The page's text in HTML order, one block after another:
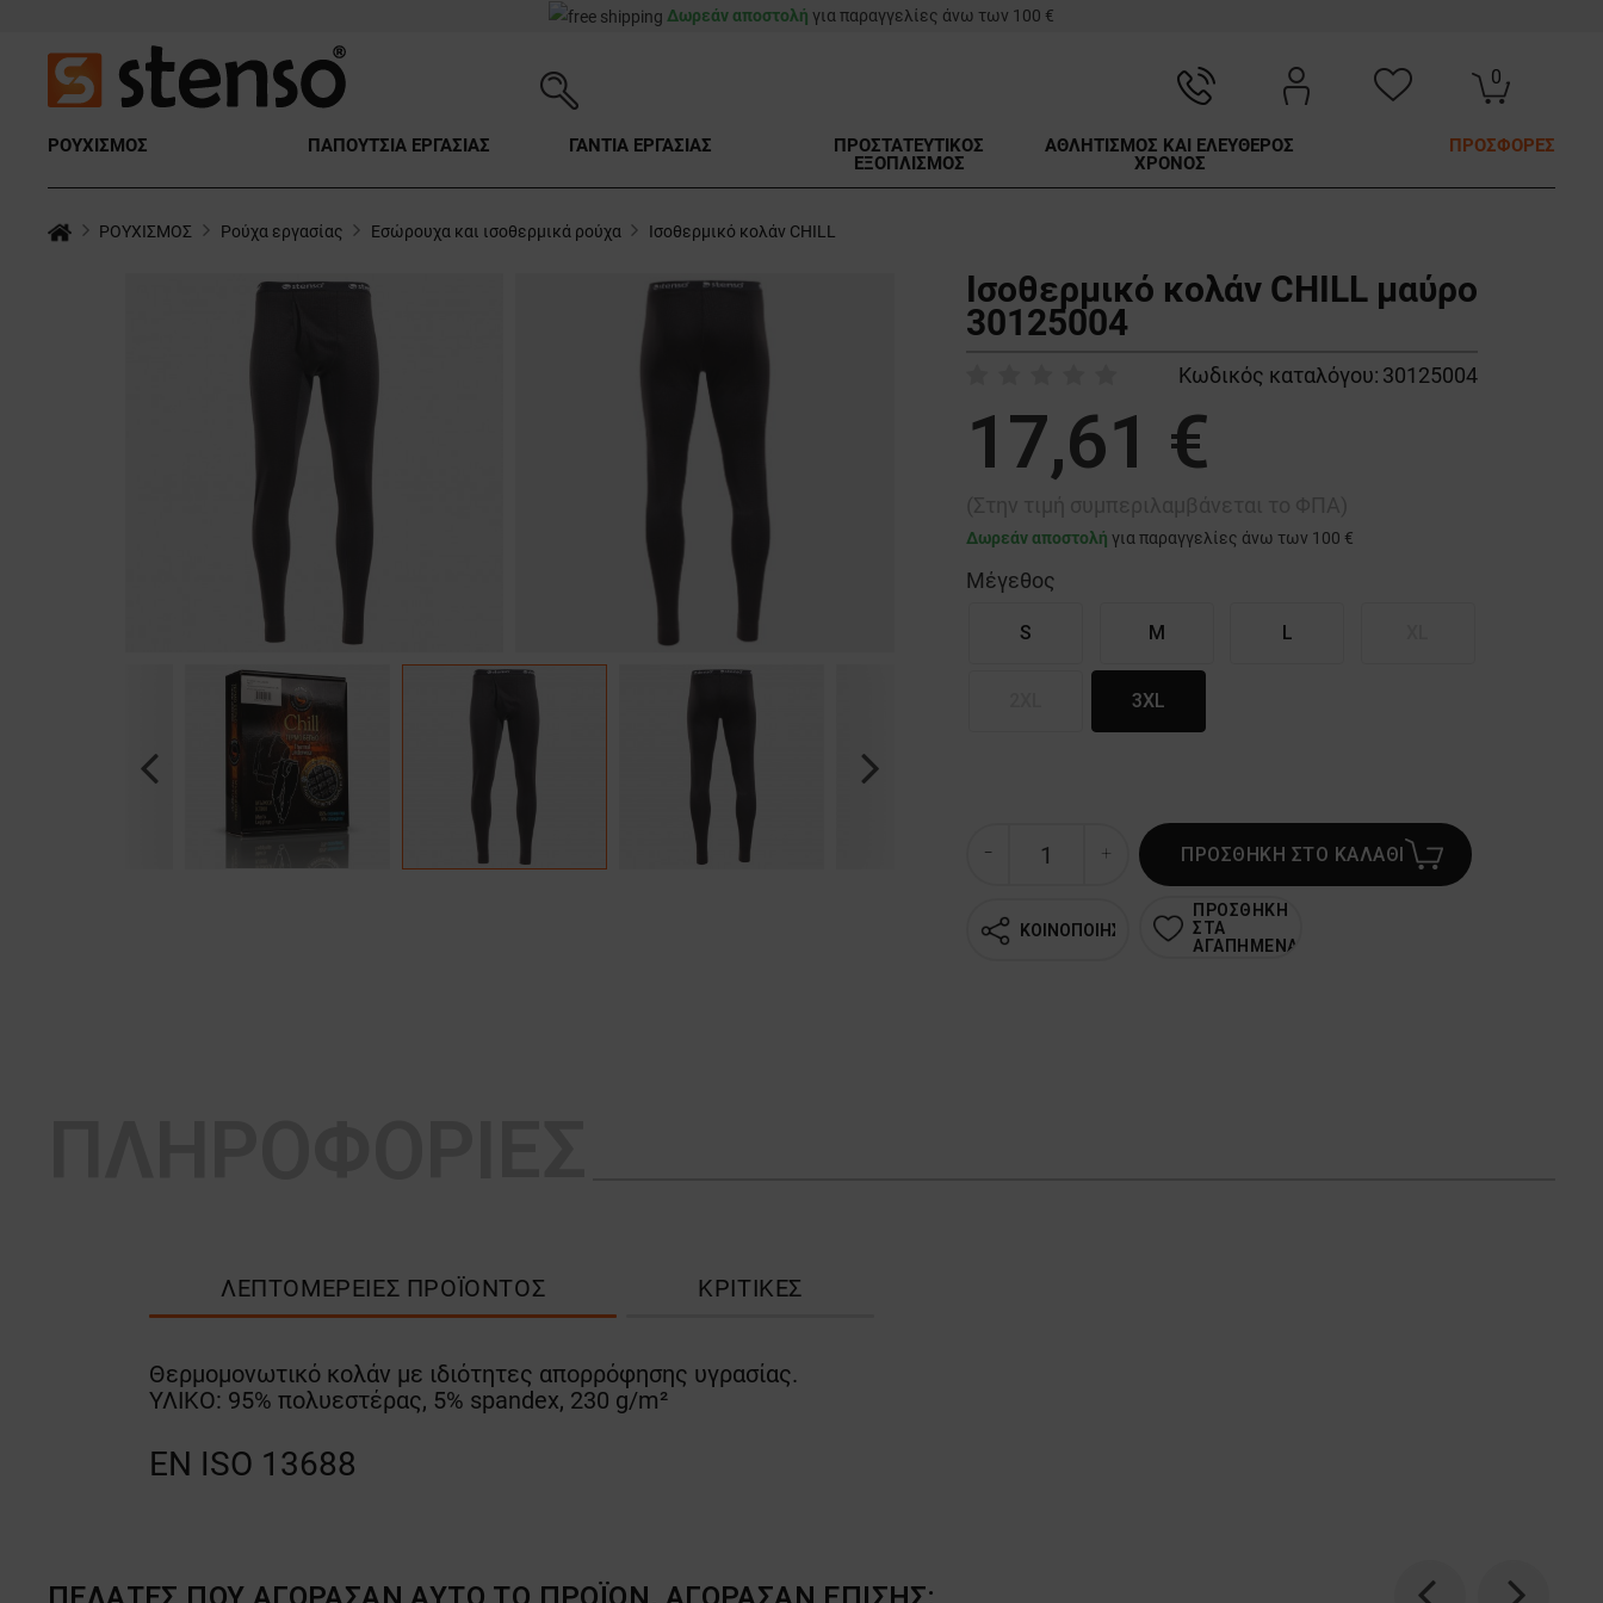
Δωρεάν αποστολή για παραγγελίες άνω των 100 €
0
ΡΟΥΧΙΣΜΟΣ ΠΑΠΟΥΤΣΙΑ ΕΡΓΑΣΙΑΣ ΓΑΝΤΙΑ ΕΡΓΑΣΙΑΣ
ΠΡΟΣΤΑΤΕΥΤΙΚΟΣ
ΕΞΟΠΛΙΣΜΟΣ
ΑΘΛΗΤΙΣΜΟΣ ΚΑΙ ΕΛΕΥΘΕΡΟΣ
ΧΡΟΝΟΣ
ΠΡΟΣΦΟΡΕΣ
ΡΟΥΧΙΣΜΟΣ Ρούχα εργασίας Εσώρουχα και ισοθερμικά ρούχα Ισοθερμικό κολάν CHILL
Previous Next
Ισοθερμικό κολάν CHILL μαύρο
30125004
Κωδικός καταλόγου: 30125004
17,61 €
Δωρεάν αποστολή για παραγγελίες άνω των 100 €
Μέγεθος
S M L
3XL
ΠΡΟΣΘΗΚΗ ΣΤΟ ΚΑΛΑΘΙ
ΚΟΙΝΟΠΟΙΗΣΗ
ΠΡΟΣΘΗΚΗ
ΣΤΑ
ΑΓΑΠΗΜΕΝΑ
ΛΕΠΤΟΜΈΡΕΙΕΣ ΠΡΟΪΌΝΤΟΣ ΚΡΙΤΙΚΈΣ
Θερμομονωτικό κολάν με ιδιότητες απορρόφησης υγρασίας.
ΥΛΙΚΟ: 95% πολυεστέρας, 5% spandex, 230 g/m²
EN ISO 13688